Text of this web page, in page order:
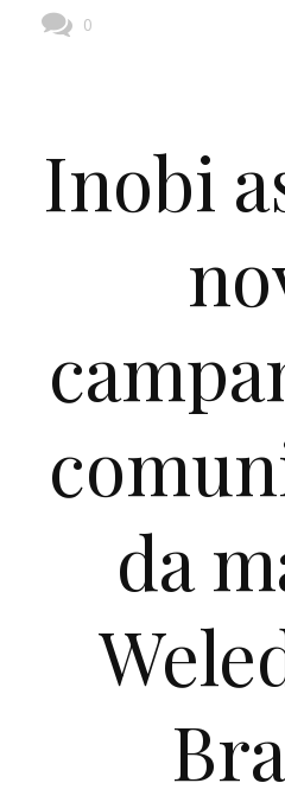
0
Inobi
da